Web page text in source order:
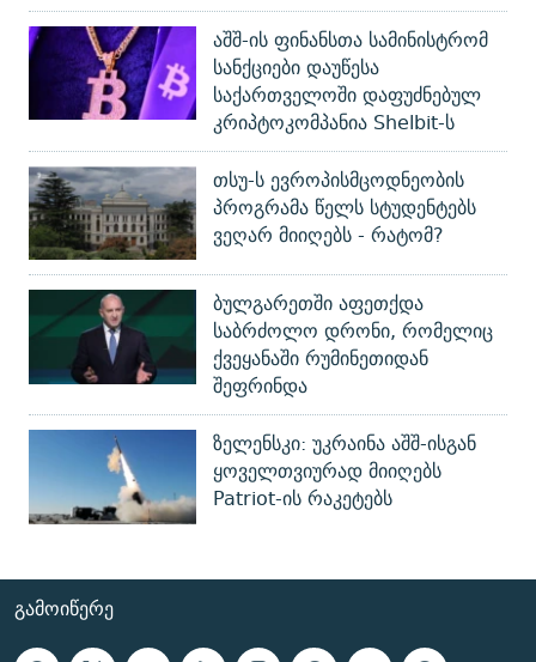
აშშ-ის ფინანსთა სამინისტრომ
სანქციები დაუწესა
საქართველოში დაფუძნებულ
კრიპტოკომპანია Shelbit-ს
თსუ-ს ევროპისმცოდნეობის
პროგრამა წელს სტუდენტებს
ვეღარ მიიღებს - რატომ?
ბულგარეთში აფეთქდა
საბრძოლო დრონი, რომელიც
ქვეყანაში რუმინეთიდან
შეფრინდა
ზელენსკი: უკრაინა აშშ-ისგან
ყოველთვიურად მიიღებს
Patriot-ის რაკეტებს
ᲒᲐᲛᲝᲘᲬᲔᲠᲔ